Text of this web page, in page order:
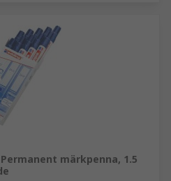
märkpenna, 1.5